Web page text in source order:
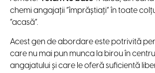
chemi angajații “împrăștiați” în toate
“acasă”.
Acest gen de abordare este potrivită
care nu mai pun munca la birou în
angajatului și care le oferă suficientă